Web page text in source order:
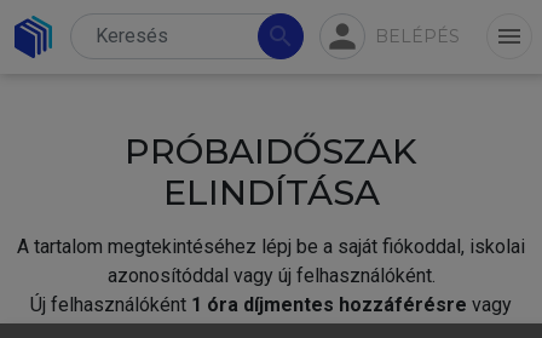
search person BELÉPÉS menu
PRÓBAIDŐSZAK
ELINDÍTÁSA
A tartalom megtekintéséhez lépj be a saját fiókoddal, iskolai
azonosítóddal vagy új felhasználóként.
Új felhasználóként 1 óra díjmentes hozzáférésre vagy